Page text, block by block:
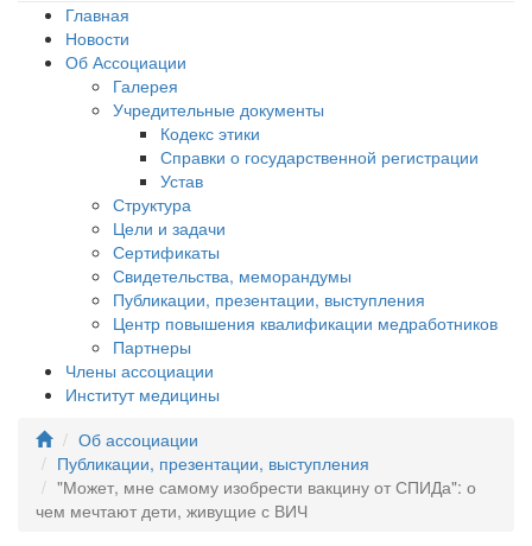
Главная
Новости
Об Ассоциации
Галерея
Учредительные документы
Кодекс этики
Справки о государственной регистрации
Устав
Структура
Цели и задачи
Сертификаты
Свидетельства, меморандумы
Публикации, презентации, выступления
Центр повышения квалификации медработников
Партнеры
Члены ассоциации
Институт медицины
Об ассоциации
Публикации, презентации, выступления
"Может, мне самому изобрести вакцину от СПИДа": о
чем мечтают дети, живущие с ВИЧ